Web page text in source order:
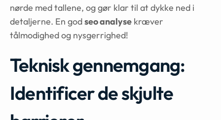
nørde med tallene, og gør klar til at dykke ned i
detaljerne. En godseo analyse kræver
tålmodighed og nysgerrighed!
Teknisk gennemgang:
Identificer de skjulte